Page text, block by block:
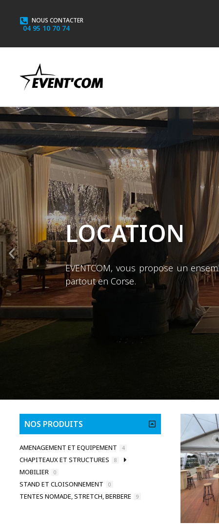
NOUS CONTACTER
04 95 10 70 74
LOCATION
EVENTCOM, vous propose un
partout en Corse.
NOS PRODUITS
AMENAGEMENT ET EQUIPEMENT 4
CHAPITEAUX ET STRUCTURES 8
MOBILIER 0
STAND ET CLOISONNEMENT 0
TENTES NOMADE, STRETCH, BERBERE 9